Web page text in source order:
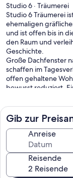
Studio 6 · Träumerei
Studio 6 Träumerei
ehemaligen
und ist offen bis in
den Raum und
Geschichte.
Große Dachfenster
schaffen im
offen gehaltene
bewusst reduziert.
hochwertige
modernes Bad
Rhythmus.
Studio 6 ist eines
Forsthaus. Alle
unabhängig
stehen den Gästen
Aufenthalt im Freien.
Gib zur
Anreise
Reisende